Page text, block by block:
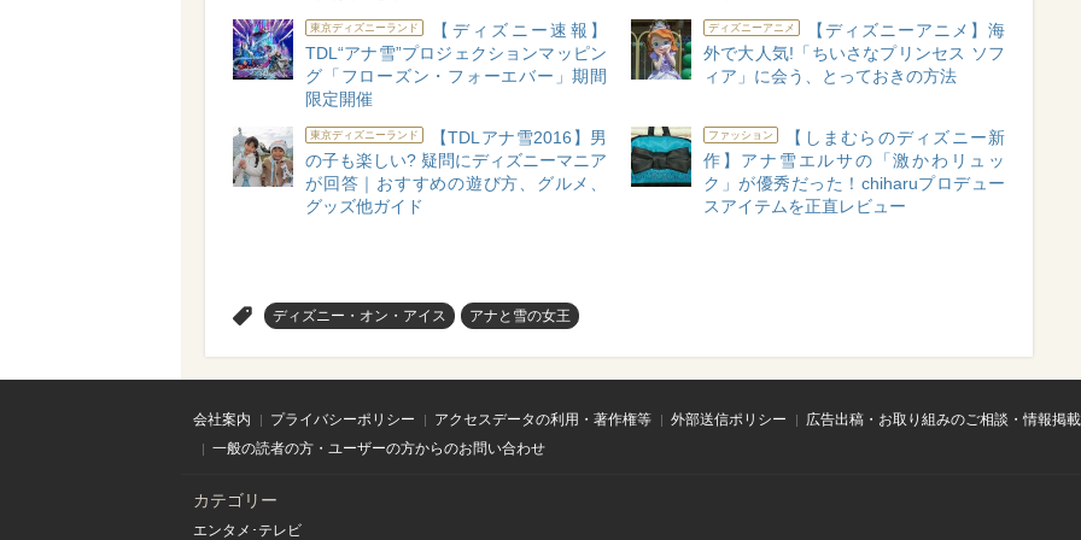
東京ディズニーランド
【ディズニー速報】
TDL“アナ雪”プロジェクションマッピン
グ「フローズン・フォーエバー」期間
限定開催
ディズニーアニメ
【ディズニーアニメ】海
外で大人気!「ちいさなプリンセス ソフ
ィア」に会う、とっておきの方法
東京ディズニーランド
【TDLアナ雪2016】男
の子も楽しい? 疑問にディズニーマニア
が回答｜おすすめの遊び方、グルメ、
グッズ他ガイド
ファッション
【しまむらのディズニー新
作】アナ雪エルサの「激かわリュッ
ク」が優秀だった！chiharuプロデュー
スアイテムを正直レビュー
ディズニー・オン・アイス アナと雪の女王
会社案内 プライバシーポリシー アクセスデータの利用・著作権等 外部送信ポリシー
広告出稿・お取り組みのご相談・情報掲
一般の読者の方・ユーザーの方からのお問い合わせ
カテゴリー
エンタメ･テレビ